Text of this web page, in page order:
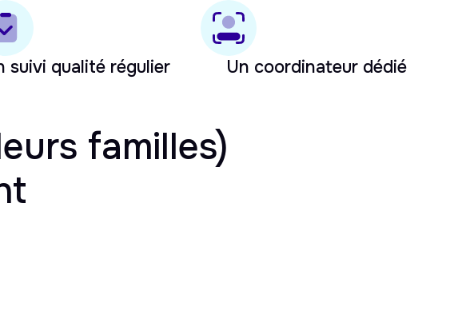
suivi qualité régulier Un coordinateur dédié
familles)